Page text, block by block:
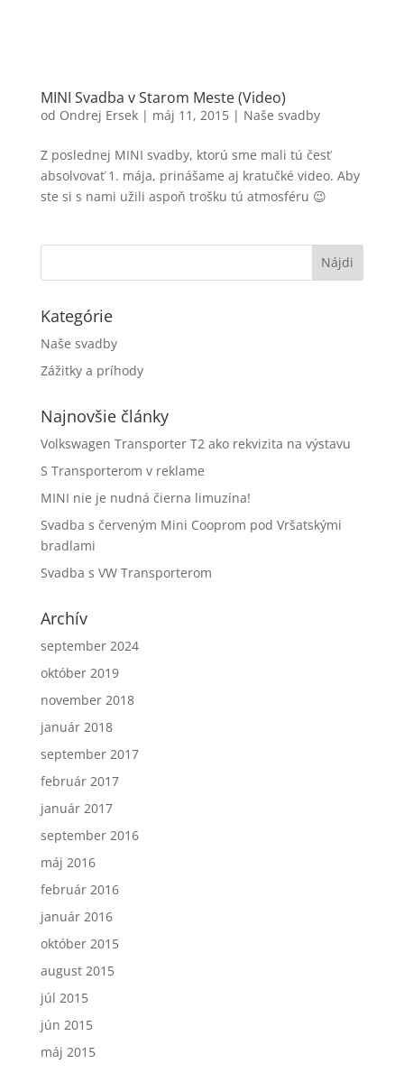
MINI Svadba v Starom Meste (Video)
od Ondrej Ersek| máj 11, 2015| Naše svadby
Z poslednej MINI svadby, ktorú sme mali tú česť
absolvovať 1. mája, prinášame aj kratučké video. Aby
ste si s nami užili aspoň trošku tú atmosféru 😉
Kategórie
Naše svadby
Zážitky a príhody
Najnovšie články
Volkswagen Transporter T2 ako rekvizita na výstavu
S Transporterom v reklame
MINI nie je nudná čierna limuzína!
Svadba s červeným Mini Cooprom pod Vršatskými
bradlami
Svadba s VW Transporterom
Archív
september 2024
október 2019
november 2018
január 2018
september 2017
február 2017
január 2017
september 2016
máj 2016
február 2016
január 2016
október 2015
august 2015
júl 2015
jún 2015
máj 2015